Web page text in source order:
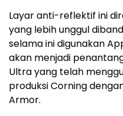
Layar anti-reflektif ini
yang lebih unggul
selama ini digunakan
akan menjadi
Ultra yang telah
produksi Corning
Armor.